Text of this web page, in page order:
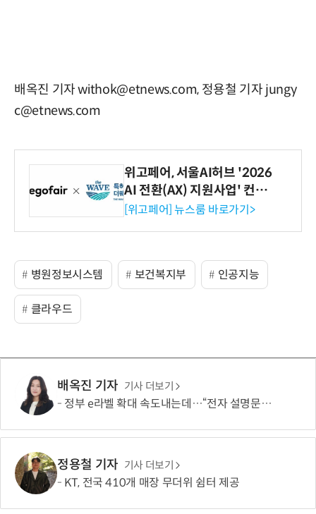
배옥진 기자 withok@etnews.com, 정용철 기자 jungy
c@etnews.com
위고페어, 서울AI허브 '2026
AI 전환(AX) 지원사업' 컨소
시엄 선정
[위고페어] 뉴스룸 바로가기>
병원정보시스템 보건복지부 인공지능
클라우드
배옥진 기자 기사 더보기
정부 e라벨 확대 속도내는데…“전자 설명문, 종이보다 불편”
정용철 기자 기사 더보기
KT, 전국 410개 매장 무더위 쉼터 제공